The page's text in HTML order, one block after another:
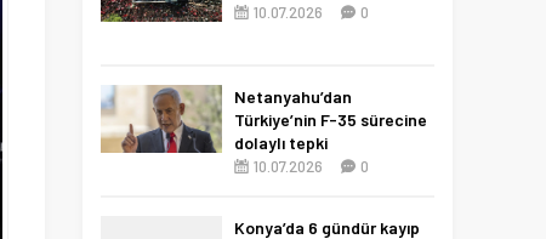
10.07.2026 0
Netanyahu’dan
Türkiye’nin F-35 sürecine
dolaylı tepki
10.07.2026 0
Konya’da 6 gündür kayıp